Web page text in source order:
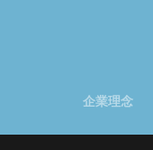
企業理念